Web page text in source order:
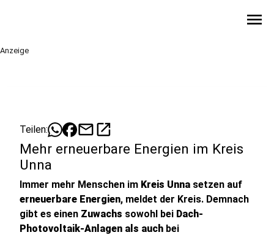
menu
Anzeige
Teilen: mailopen_in_new
Mehr erneuerbare Energien im Kreis
Unna
Immer mehr Menschen im Kreis Unna setzen auf
erneuerbare Energien, meldet der Kreis. Demnach
gibt es einen Zuwachs sowohl bei Dach-
Photovoltaik-Anlagen als auch bei